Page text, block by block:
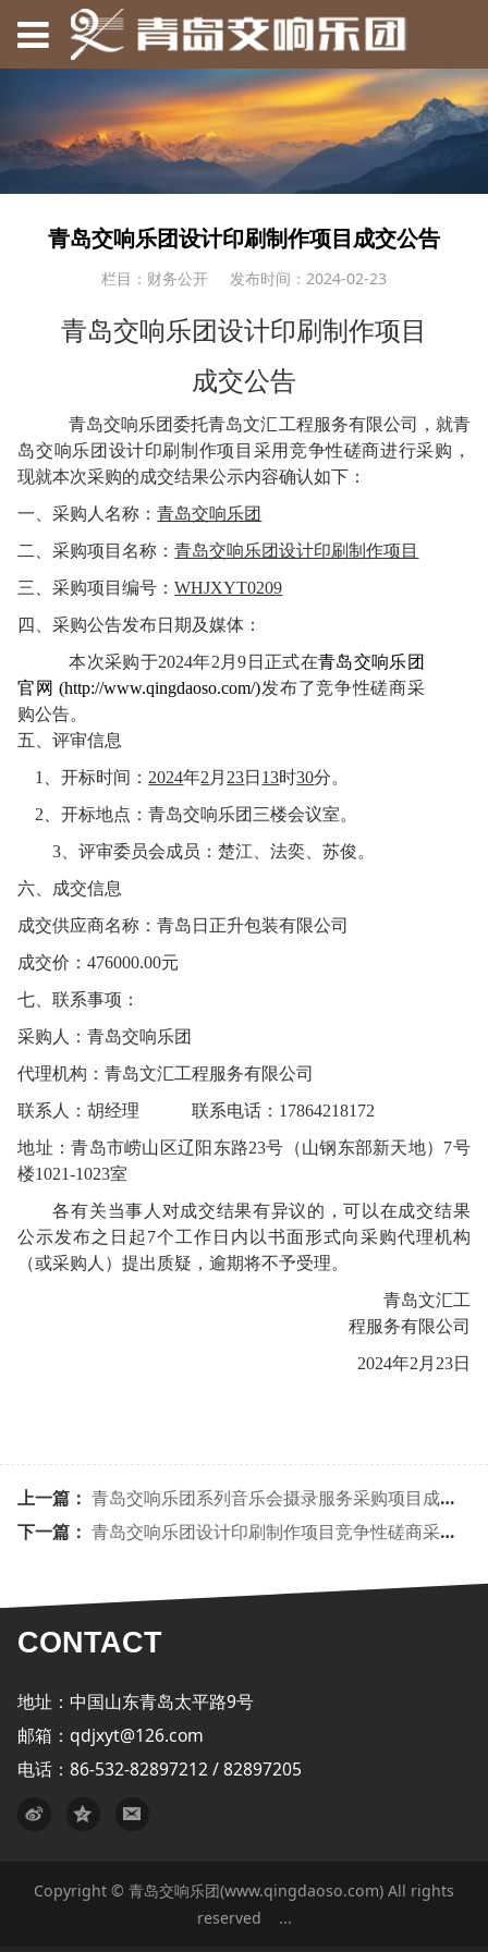
青岛交响乐团设计印刷制作项目成交公告
栏目：财务公开 发布时间：2024-02-23
青岛交响乐团设计印刷制作项目
成交公告
青岛交响乐团委托青岛文汇工程服务有限公司，就青
岛交响乐团设计印刷制作项目采用竞争性磋商进行采购，
现就本次采购的成交结果公示内容确认如下：
一、采购人名称：青岛交响乐团
二、采购项目名称：青岛交响乐团设计印刷制作项目
三、采购项目编号：WHJXYT0209
四、采购公告发布日期及媒体：
本次采购于2024年2 月9 日正式在青岛交响乐团
官网 (http://www.qingdaoso.com/)发布了竞争性磋商采
购公告。
五、评审信息
1
、开标时间： 2024年2 月 23日 13时30分。
2 、开标地点：青岛交响乐团三楼会议室。
3 、评审委员会成员：楚江、法奕、苏俊。
六、成交信息
成交供应商名称：青岛日正升包装有限公司
成交价：476000.00元
七、联系事项：
采购人：青岛交响乐团
代理机构：青岛文汇工程服务有限公司
联系人：胡经理 联系电话： 17864218172
地址：青岛市崂山区辽阳东路23号（山钢东部新天地）7号
楼1021-1023室
各有关当事人对成交结果有异议的，可以在成交结果
公示发布之日起7个工作日内以书面形式向采购代理机构
（或采购人）提出质疑，逾期将不予受理。
青岛文汇工
程服务有限公司
2024年2 月 23日
上一篇： 青岛交响乐团系列音乐会摄录服务采购项目成交公告
下一篇： 青岛交响乐团设计印刷制作项目竞争性磋商采购公告
CONTACT
地址：中国山东青岛太平路9号
邮箱：qdjxyt@126.com
电话：86-532-82897212 / 82897205
Copyright © 青岛交响乐团(www.qingdaoso.com) All rights
reserved ...